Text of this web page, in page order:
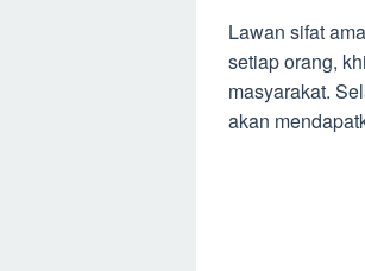
Lawan sifat
setiap orang,
masyarakat.
akan